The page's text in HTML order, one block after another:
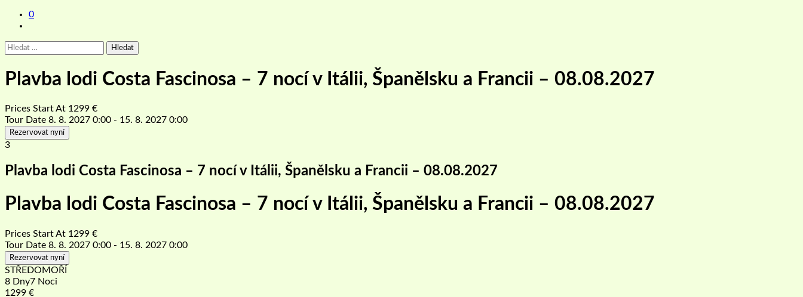
0
Vyhledávání
Plavba lodi Costa Fascinosa – 7 nocí v Itálii, Španělsku a Francii – 08.08.2027
Prices Start At 1299 €
Tour Date 8. 8. 2027 0:00 - 15. 8. 2027 0:00
Rezervovat nyní
3
Plavba lodi Costa Fascinosa – 7 nocí v Itálii, Španělsku a Francii – 08.08.2027
Plavba lodi Costa Fascinosa – 7 nocí v Itálii, Španělsku a Francii – 08.08.2027
Prices Start At 1299 €
Tour Date 8. 8. 2027 0:00 - 15. 8. 2027 0:00
Rezervovat nyní
STŘEDOMOŘÍ
8 Dny7 Noci
1299 €